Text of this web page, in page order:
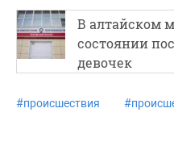
В алтайском
состоянии
девочек
#происшествия #